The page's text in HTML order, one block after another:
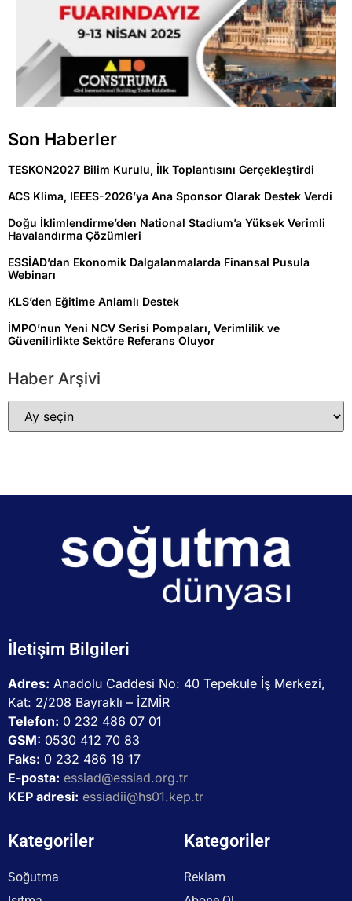
Son Haberler
TESKON2027 Bilim Kurulu, İlk Toplantısını Gerçekleştirdi
ACS Klima, IEEES-2026’ya Ana Sponsor Olarak Destek Verdi
Doğu İklimlendirme’den National Stadium’a Yüksek Verimli
Havalandırma Çözümleri
ESSİAD’dan Ekonomik Dalgalanmalarda Finansal Pusula
Webinarı
KLS’den Eğitime Anlamlı Destek
İMPO’nun Yeni NCV Serisi Pompaları, Verimlilik ve
Güvenilirlikte Sektöre Referans Oluyor
Haber Arşivi
İletişim Bilgileri
Adres: Anadolu Caddesi No: 40 Tepekule İş Merkezi,
Kat: 2/208 Bayraklı – İZMİR
Telefon: 0 232 486 07 01
GSM: 0530 412 70 83
Faks: 0 232 486 19 17
E-posta: essiad@essiad.org.tr
KEP adresi: essiadii@hs01.kep.tr
Kategoriler
Soğutma
Kategoriler
Reklam